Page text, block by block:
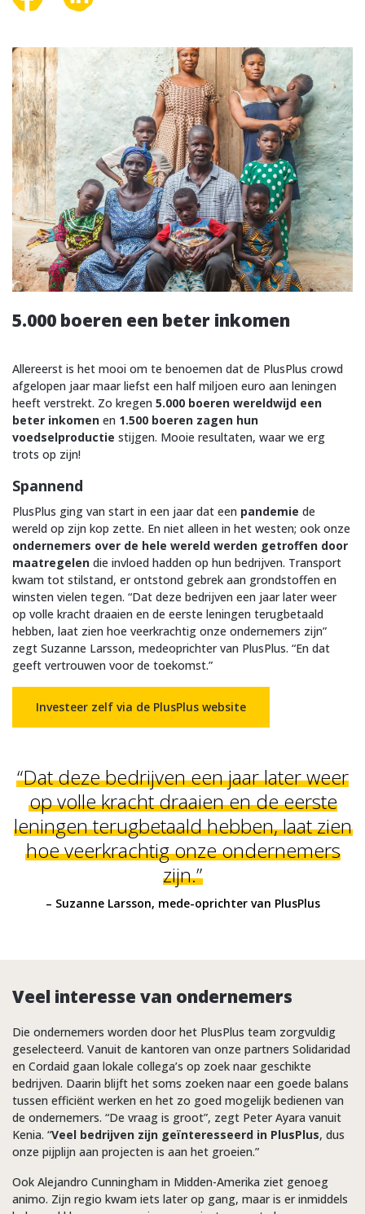
5.000 boeren een beter inkomen
Allereerst is het mooi om te benoemen dat de PlusPlus crowd
afgelopen jaar maar liefst een half miljoen euro aan leningen
heeft verstrekt. Zo kregen 5.000 boeren wereldwijd een
beter inkomen en 1.500 boeren zagen hun
voedselproductie stijgen. Mooie resultaten, waar we erg
trots op zijn!
Spannend
PlusPlus ging van start in een jaar dat een pandemie de
wereld op zijn kop zette. En niet alleen in het westen; ook onze
ondernemers over de hele wereld werden getroffen door
maatregelen die invloed hadden op hun bedrijven. Transport
kwam tot stilstand, er ontstond gebrek aan grondstoffen en
winsten vielen tegen. “Dat deze bedrijven een jaar later weer
op volle kracht draaien en de eerste leningen terugbetaald
hebben, laat zien hoe veerkrachtig onze ondernemers zijn”
zegt Suzanne Larsson, medeoprichter van PlusPlus. “En dat
geeft vertrouwen voor de toekomst.”
Investeer zelf via de PlusPlus website
“Dat deze bedrijven een jaar later weer
op volle kracht draaien en de eerste
leningen terugbetaald hebben, laat zien
hoe veerkrachtig onze ondernemers
zijn.”
– Suzanne Larsson, mede-oprichter van PlusPlus
Veel interesse van ondernemers
Die ondernemers worden door het PlusPlus team zorgvuldig
geselecteerd. Vanuit de kantoren van onze partners Solidaridad
en Cordaid gaan lokale collega’s op zoek naar geschikte
bedrijven. Daarin blijft het soms zoeken naar een goede balans
tussen efficiënt werken en het zo goed mogelijk bedienen van
de ondernemers. “De vraag is groot”, zegt Peter Ayara vanuit
Kenia. “Veel bedrijven zijn geïnteresseerd in PlusPlus, dus
onze pijplijn aan projecten is aan het groeien.”
Ook Alejandro Cunningham in Midden-Amerika ziet genoeg
animo. Zijn regio kwam iets later op gang, maar is er inmiddels